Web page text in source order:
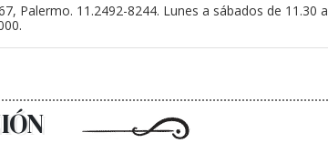
Palermo. 11.2492-8244. Lunes a sábados de